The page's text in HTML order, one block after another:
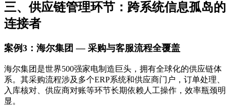
三、供应链管理环节：跨系统信息孤岛的
连接者
案例3：海尔集团 — 采购与客服流程全覆盖
海尔集团是世界500强家电制造巨头，拥有全球化的供应链体
系。其采购流程涉及多个ERP系统和供应商门户，订单处理、
入库核对、供应商对账等环节长期依赖人工操作，效率瓶颈明
显。